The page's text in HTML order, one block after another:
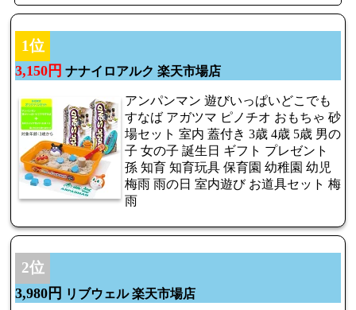
1位
3,150円 ナナイロアルク 楽天市場店
アンパンマン 遊びいっぱいどこでも
すなば アガツマ ピノチオ おもちゃ 砂
場セット 室内 蓋付き 3歳 4歳 5歳 男の
子 女の子 誕生日 ギフト プレゼント
孫 知育 知育玩具 保育園 幼稚園 幼児
梅雨 雨の日 室内遊び お道具セット 梅
雨
2位
3,980円 リブウェル 楽天市場店